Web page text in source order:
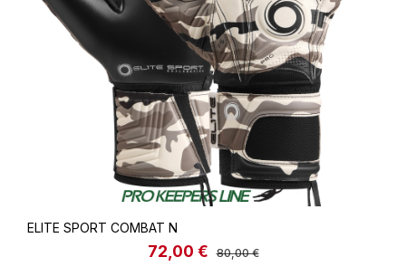
ELITE SPORT COMBAT N
Verkaufspreis:
72,00 € Regulärer Preis:
80,00 €